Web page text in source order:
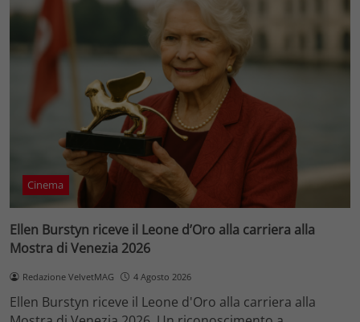
Cinema
Ellen Burstyn riceve il Leone d’Oro alla carriera alla
Mostra di Venezia 2026
Redazione VelvetMAG 4 Agosto 2026
Ellen Burstyn riceve il Leone d'Oro alla carriera alla